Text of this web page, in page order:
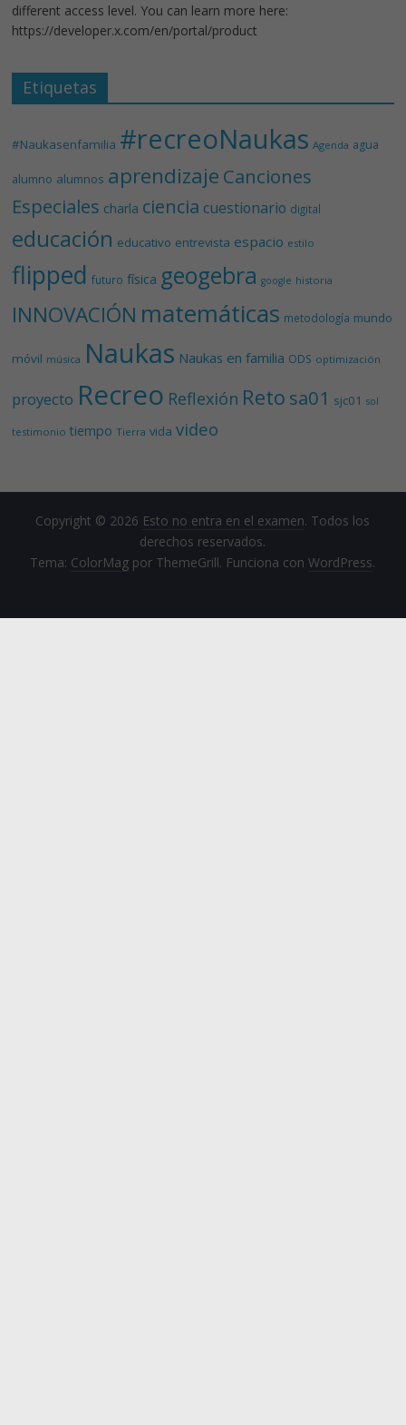
different access level. You can learn more here:
https://developer.x.com/en/portal/product
Etiquetas
#Naukasenfamilia #recreoNaukas Agenda agua
alumno alumnos aprendizaje Canciones
Especiales charla ciencia cuestionario digital
educación educativo entrevista espacio estilo
flipped futuro física geogebra google historia
INNOVACIÓN matemáticas metodología mundo
móvil música Naukas Naukas en familia ODS optimización
proyecto Recreo Reflexión Reto sa01 sjc01 sol
testimonio tiempo Tierra vida video
Copyright © 2026 Esto no entra en el examen. Todos los
derechos reservados.
Tema: ColorMag por ThemeGrill. Funciona conWordPress.